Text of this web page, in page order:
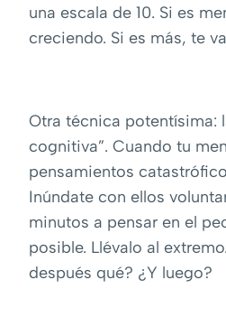
una escala de 10. Si es
creciendo. Si es más, te
Otra técnica potentísima:
cognitiva”. Cuando tu
pensamientos
Inúndate con ellos
minutos a pensar en el
posible. Llévalo al
después qué? ¿Y luego?